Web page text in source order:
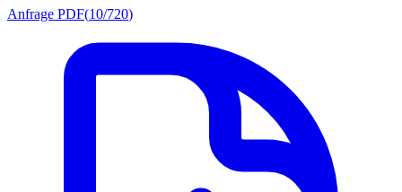
Anfrage PDF(10/720)